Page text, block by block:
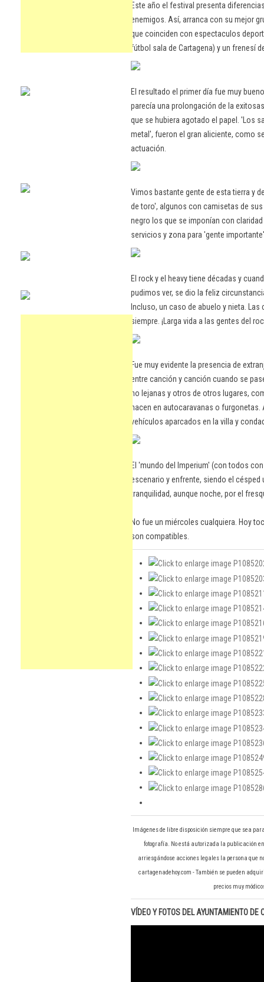
Este año el festival presenta
enemigos. Así, arranca con su mejor
que coinciden con espectaculos
fútbol sala de Cartagena) y un frenesí
El resultado el primer día fue muy
parecía una prolongación de la
que se hubiera agotado el papel. 'Los
metal', fueron el gran aliciente, como
actuación.
Vimos bastante gente de esta tierra y
de toro', algunos con camisetas de
negro los que se imponían con
servicios y zona para 'gente
El rock y el heavy tiene décadas y
pudimos ver, se dio la feliz
Incluso, un caso de abuelo y nieta.
siempre. ¡Larga vida a las gentes del
Fue muy evidente la presencia de
entre canción y canción cuando se
no lejanas y otros de otros lugares,
hacen en autocaravanas o
vehículos aparcados en la villa y
El 'mundo del Imperium' (con todos
escenario y enfrente, siendo el
tranquilidad, aunque noche, por el
No fue un miércoles cualquiera. Hoy
son compatibles.
Imágenes de libre disposición siempre que sea
fotografía. No está autorizada la publicación
arriesgándose acciones legales la persona que
cartagenadehoy.com - También se pueden
precios muy
VÍDEO Y FOTOS DEL AYUNTAMIENTO DE